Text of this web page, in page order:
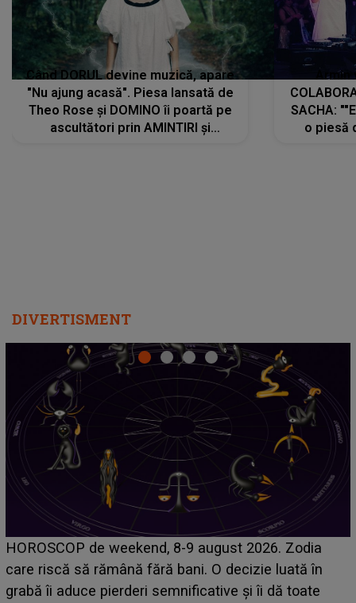
Când DORUL devine muzică, apare
"Nu ajung acasă". Piesa lansată de
Theo Rose și DOMINO îi poartă pe
ascultători prin AMINTIRI și
SACHA:
o piesă
DIVERTISMENT
Emanuel a ținut ACEST DETALIU ASCUNS până
acum! În fața Alexandrei, concurentul din Casa Iubirii
face o MĂRTURISIRE NEAȘTEPTATĂ despre mama